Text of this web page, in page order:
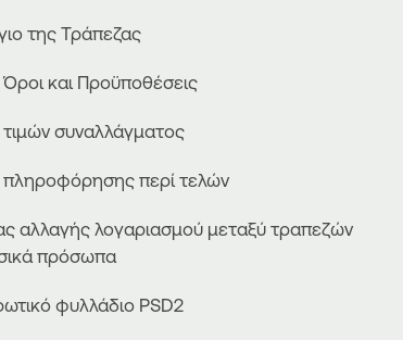
της Τράπεζας
Όροι και Προϋποθέσεις
τιμών συναλλάγματος
πληροφόρησης περί τελών
αλλαγής λογαριασμού μεταξύ τραπεζών
πρόσωπα
φυλλάδιο PSD2